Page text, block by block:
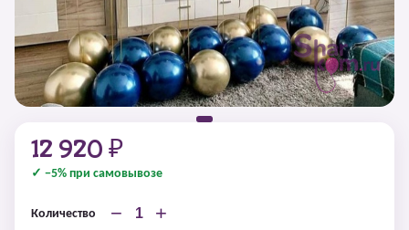
12 920 ₽
✓ −5% при самовывозе
Количество − +